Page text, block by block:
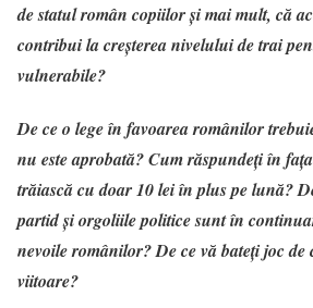
de statul român copiilor şi mai mult, că
contribui la creşterea nivelului de trai
vulnerabile?
De ce o lege în favoarea românilor
nu este aprobată? Cum răspundeţi în
trăiască cu doar 10 lei în plus pe lună?
partid şi orgoliile politice sunt în
nevoile românilor? De ce vă bateţi joc de
viitoare?